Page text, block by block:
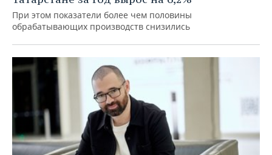
При этом показатели более чем половины
обрабатывающих производств снизились